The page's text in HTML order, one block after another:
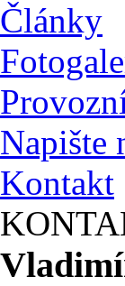
Články
Napište
Kontakt